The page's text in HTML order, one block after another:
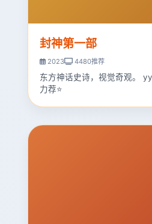
封神第一部
2023 4480推荐
东方神话史诗，视觉奇观。
力荐⭐